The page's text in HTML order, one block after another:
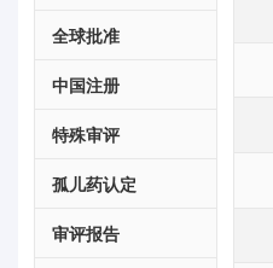
全球批准
中国注册
特殊审评
孤儿药认定
审评报告